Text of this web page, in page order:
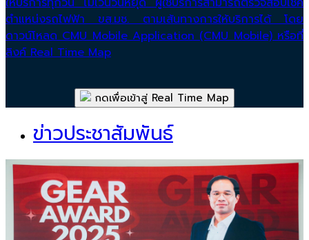
ตำแหน่งรถไฟฟ้า ขส.มช. ตามเส้นทางการให้บริการได้ โดย
ดาวน์โหลด CMU Mobile Application (CMU Mobile) หรือที่
ลิงค์ Real Time Map
กดเพื่อเข้าสู่ Real Time Map
ข่าวประชาสัมพันธ์